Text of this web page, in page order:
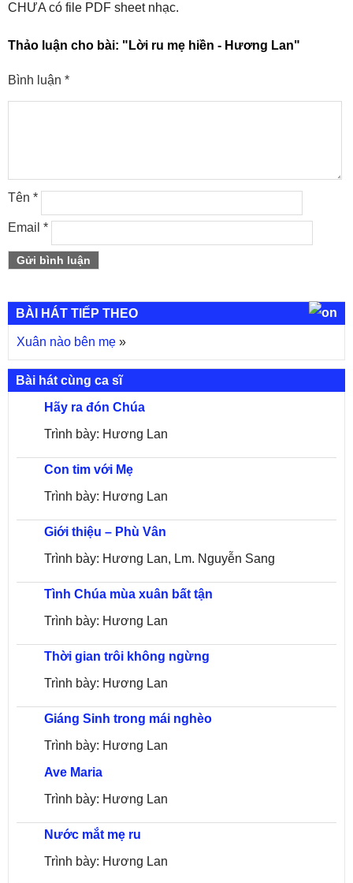
CHƯA có file PDF sheet nhạc.
Thảo luận cho bài: "Lời ru mẹ hiền - Hương Lan"
Bình luận *
Tên *
Email *
BÀI HÁT TIẾP THEO
Xuân nào bên mẹ »
Bài hát cùng ca sĩ
Hãy ra đón Chúa
Trình bày: Hương Lan
Con tim với Mẹ
Trình bày: Hương Lan
Giới thiệu – Phù Vân
Trình bày: Hương Lan, Lm. Nguyễn Sang
Tình Chúa mùa xuân bất tận
Trình bày: Hương Lan
Thời gian trôi không ngừng
Trình bày: Hương Lan
Giáng Sinh trong mái nghèo
Trình bày: Hương Lan
Ave Maria
Trình bày: Hương Lan
Nước mắt mẹ ru
Trình bày: Hương Lan